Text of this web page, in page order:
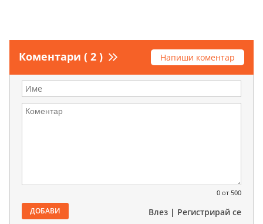
Коментари ( 2 ) Напиши коментар
0 от 500
ДОБАВИ Влез | Регистрирай се